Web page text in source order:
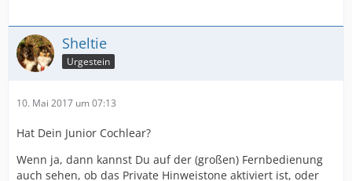
Sheltie
Urgestein
10. Mai 2017 um 07:13
Hat Dein Junior Cochlear?
Wenn ja, dann kannst Du auf der (großen) Fernbedienung
auch sehen, ob das Private Hinweistone aktiviert ist, oder